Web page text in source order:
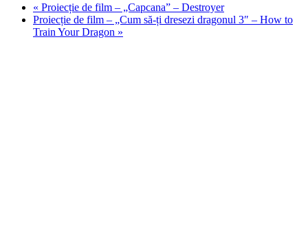
« Proiecție de film – „Capcana” – Destroyer
Proiecție de film – „Cum să-ți dresezi dragonul 3″ – How to
Train Your Dragon »